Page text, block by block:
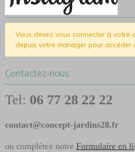
Vous devez vous connecter à votre
depuis votre manager pour accéder
Contactez-nous
Tel: 06 77 28 22 22
contact@concept-jardins28.fr
ou complétez notre Formulaire en